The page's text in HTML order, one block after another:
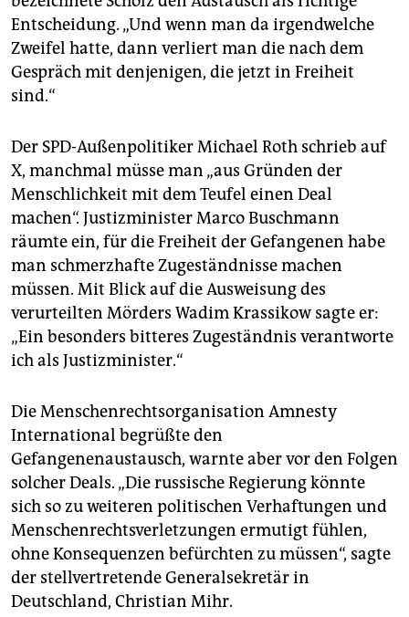
Entscheidung. „Und wenn man da irgendwelche
Zweifel hatte, dann verliert man die nach dem
Gespräch mit denjenigen, die jetzt in Freiheit
sind.“
Der SPD-Außenpolitiker Michael Roth schrieb auf
X, manchmal müsse man „aus Gründen der
Menschlichkeit mit dem Teufel einen Deal
machen“. Justizminister Marco Buschmann
räumte ein, für die Freiheit der Gefangenen habe
man schmerzhafte Zugeständnisse machen
müssen. Mit Blick auf die Ausweisung des
verurteilten Mörders Wadim Krassikow sagte er:
„Ein besonders bitteres Zugeständnis verantworte
ich als Justizminister.“
Die Menschenrechtsorganisation Amnesty
International begrüßte den
Gefangenenaustausch, warnte aber vor den Folgen
solcher Deals. „Die russische Regierung könnte
sich so zu weiteren politischen Verhaftungen und
Menschenrechtsverletzungen ermutigt fühlen,
ohne Konsequenzen befürchten zu müssen“, sagte
der stellvertretende Generalsekretär in
Deutschland, Christian Mihr.